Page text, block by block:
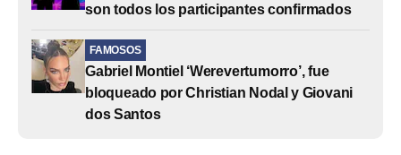
son todos los participantes confirmados
FAMOSOS
Gabriel Montiel ‘Werevertumorro’, fue
bloqueado por Christian Nodal y Giovani
dos Santos